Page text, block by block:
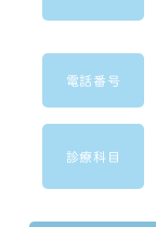
電話番号
診療科目